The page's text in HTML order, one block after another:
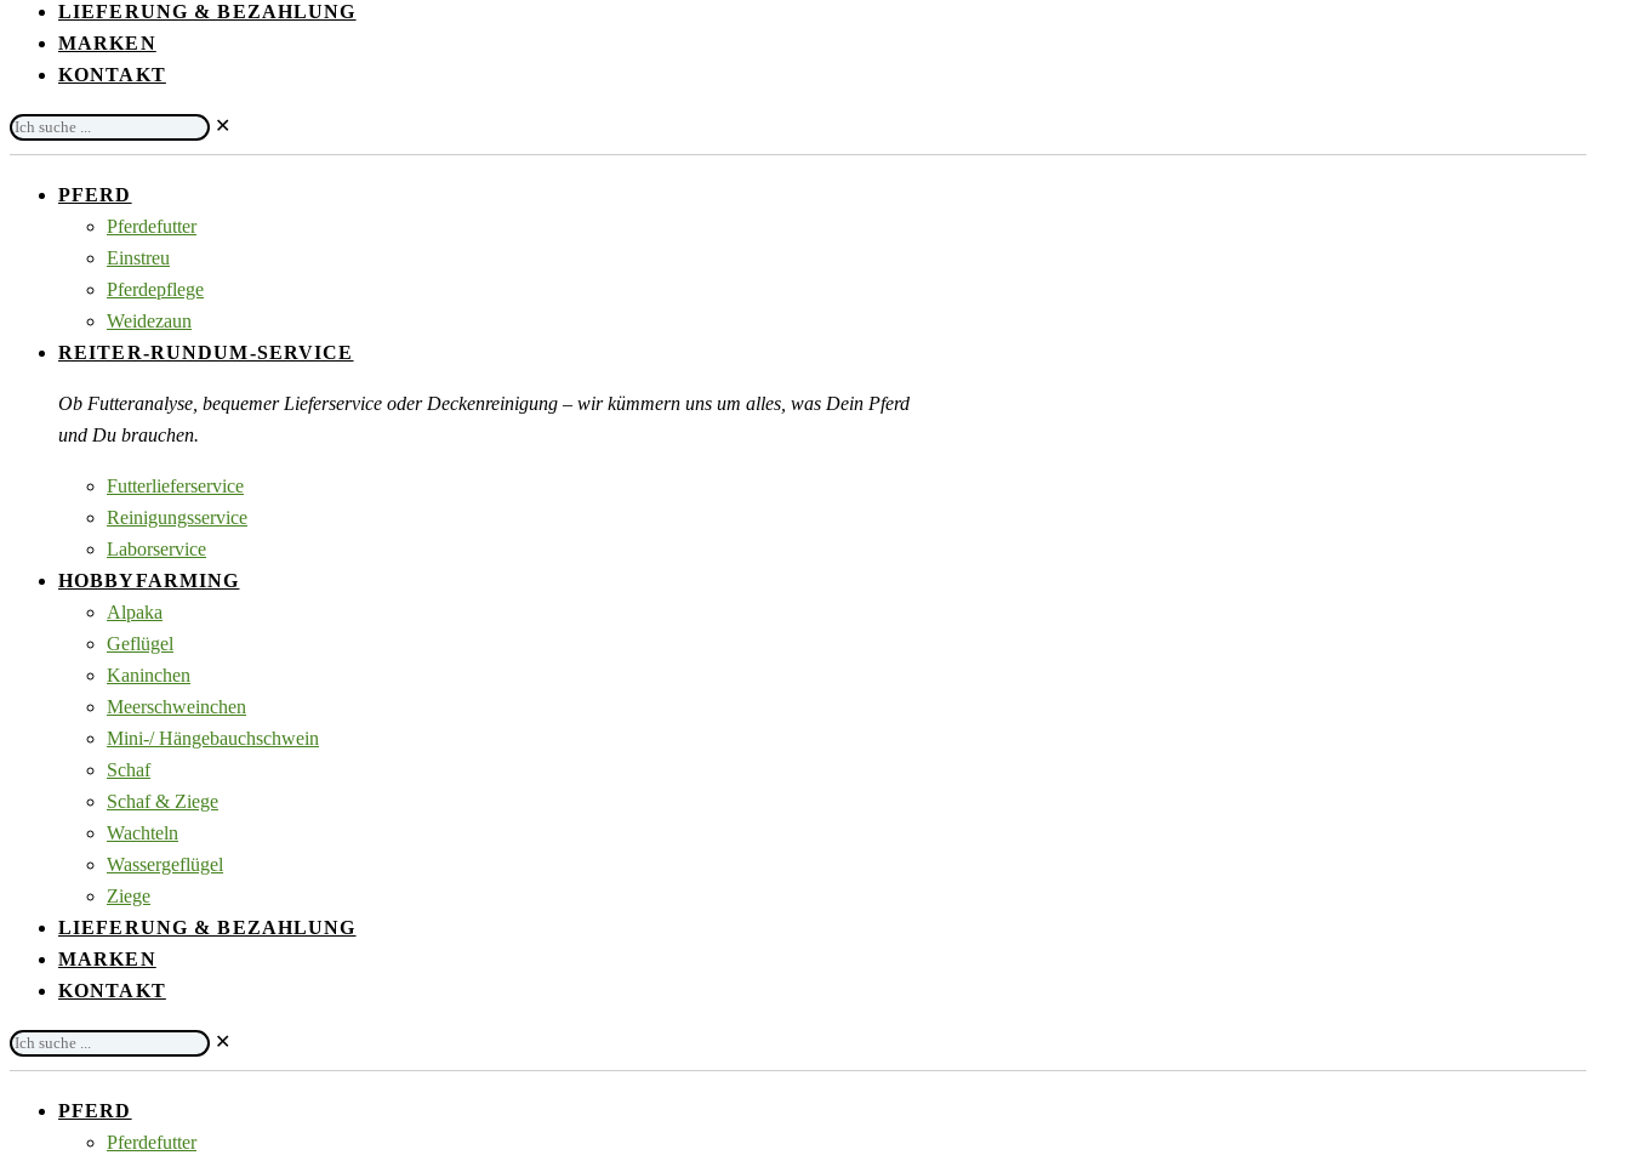
LIEFERUNG & BEZAHLUNG
MARKEN
KONTAKT
Ich
suche
✕
PFERD
Pferdefutter
Einstreu
Pferdepflege
Weidezaun
REITER-RUNDUM-SERVICE
Ob Futteranalyse, bequemer Lieferservice oder Deckenreinigung – wir kümmern uns um alles, was Dein Pferd
und Du brauchen.
Futterlieferservice
Reinigungsservice
Laborservice
HOBBYFARMING
Alpaka
Geflügel
Kaninchen
Meerschweinchen
Mini-/ Hängebauchschwein
Schaf
Schaf & Ziege
Wachteln
Wassergeflügel
Ziege
LIEFERUNG & BEZAHLUNG
MARKEN
KONTAKT
Ich
suche
✕
PFERD
Pferdefutter